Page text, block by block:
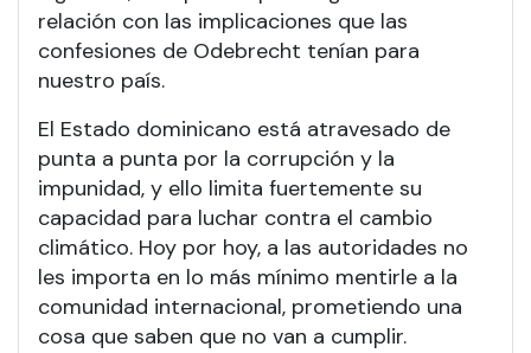
relación con las implicaciones que las
confesiones de Odebrecht tenían para
nuestro país.
El Estado dominicano está atravesado de
punta a punta por la corrupción y la
impunidad, y ello limita fuertemente su
capacidad para luchar contra el cambio
climático. Hoy por hoy, a las autoridades no
les importa en lo más mínimo mentirle a la
comunidad internacional, prometiendo una
cosa que saben que no van a cumplir.